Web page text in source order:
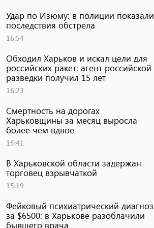
Удар по Изюму: в полиции показали
последствия обстрела
16:54
Обходил Харьков и искал цели для
российских ракет: агент российской
разведки получил 15 лет
16:23
Смертность на дорогах
Харьковщины за месяц выросла
более чем вдвое
15:41
В Харьковской области задержан
торговец взрывчаткой
15:19
Фейковый психиатрический диагноз
за $6500: в Харькове разоблачили
бывшего врача